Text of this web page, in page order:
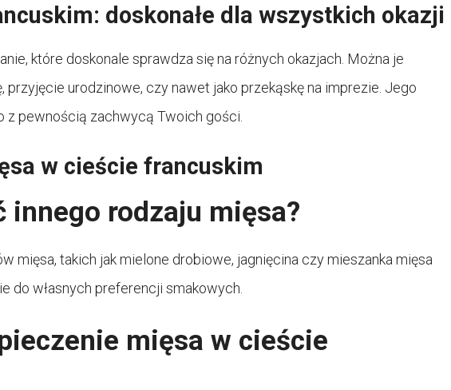
doskonałe dla wszystkich okazji
które doskonale sprawdza się na różnych okazjach. Można je
przyjęcie urodzinowe, czy nawet jako przekąskę na imprezie. Jego
z pewnością zachwycą Twoich gości.
w cieście francuskim
innego rodzaju mięsa?
mięsa, takich jak mielone drobiowe, jagnięcina czy mieszanka mięsa
do własnych preferencji smakowych.
mięsa w cieście